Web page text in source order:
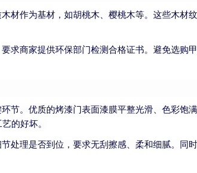
材作为基材，如胡桃木、樱桃木等。这些木材
求商家提供环保部门检测合格证书。避免选购
节。优质的烤漆门表面漆膜平整光滑、色彩饱
的好坏。
处理是否到位，要求无刮擦感、柔和细腻。同